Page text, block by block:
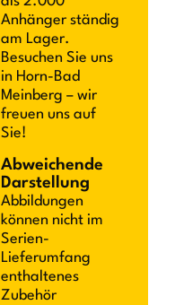
Anhänger ständig
am Lager.
Besuchen Sie uns
in Horn-Bad
Meinberg – wir
freuen uns auf
Sie!
Abweichende
Darstellung
Abbildungen
können nicht im
Serien-
Lieferumfang
enthaltenes
Zubehör